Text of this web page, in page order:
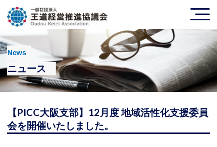
News
ニュース
【PICC大阪支部】12月度 地域活性化支援委員
会を開催いたしました。